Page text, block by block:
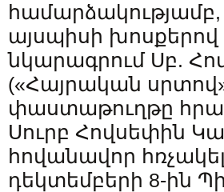
այսպիսի
նկարագրում Սբ.
(«Հայրական
փաստաթուղթը
Սուրբ Հովսեփին
հովանավոր
դեկտեմբերի 8-ին